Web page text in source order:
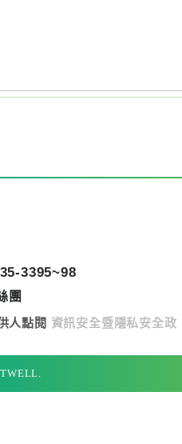
3395~98
團
人點閱 資訊安全暨隱私安全政